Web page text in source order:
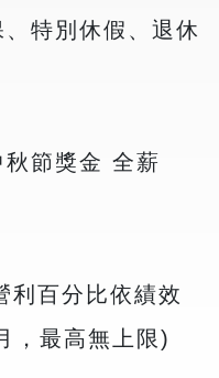
特別休假、退休
節獎金 全薪
利百分比依績效
，最高無上限)